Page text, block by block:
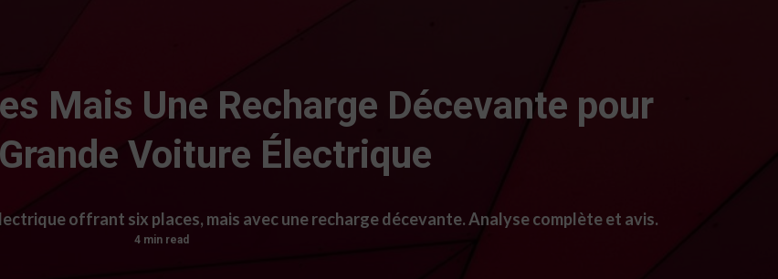
Mais Une Recharge Décevante pour
Voiture Électrique
offrant six places, mais avec une recharge décevante. Analyse complète et avis.
4 min read